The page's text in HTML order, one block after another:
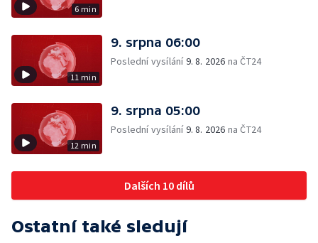
6 min
11 min
9. srpna 06:00
Poslední vysílání9. 8. 2026 na ČT24
12 min
9. srpna 05:00
Poslední vysílání9. 8. 2026 na ČT24
Dalších 10 dílů
Ostatní také sledují